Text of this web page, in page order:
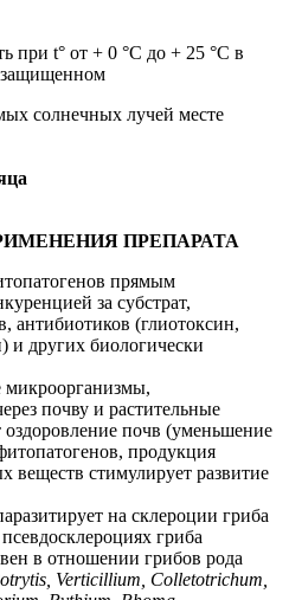
при t° от + 0 °С до + 25 °С в
солнечных лучей месте
ПРЕПАРАТА
прямым
за субстрат,
антибиотиков (глиотоксин,
и других биологически
микроорганизмы,
почву и растительные
оздоровление почв (уменьшение
продукция
веществ стимулирует развитие
на склероции гриба
псевдосклероциях гриба
в отношении грибов рода
Verticillium Colletotrichum